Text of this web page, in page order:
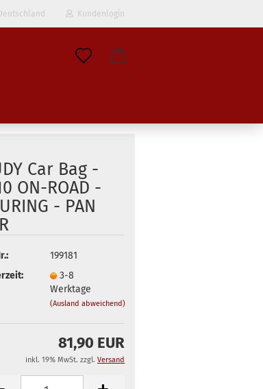
Deutschland Kundenlogin
Car Bag -
ON-ROAD -
- PAN
199181
3-8
Werktage
(Ausland abweichend)
81,90 EUR
inkl. 19% MwSt. zzgl. Versand